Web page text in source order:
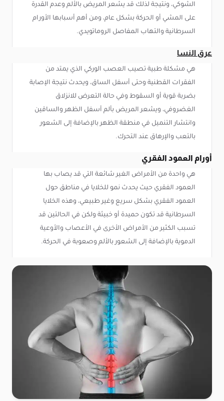
الشوكي، ونتيجة لذلك قد يشعر المريض بالألم وعدم القدرة
على المشي أو الحركة بشكل عام، ومن أهم أسبابها الأورام
السرطانية والتهاب المفاصل الروماتويدي.
عرق النسا
هي مشكلة طبية تصيب العصب الوركي الذي يمتد من
الفقرات القطنية وحتى أسفل الساق، ويحدث نتيجة الإصابة
بضربة قوية أو السقوط وفي حالة التعرض للانزلاق
الغضروفي، ويشعر المريض بألم أسفل الظهر والساقين
وانتشار التنميل في منطقة الظهر بالإضافة إلى الشعور
بالتعب والإرهاق عند التحرك.
أورام العمود الفقري
هي واحدة من الأمراض الغير شائعة التي قد يصاب بها
العمود الفقري حيث يحدث نمو للخلايا في مناطق حول
العمود الفقري بشكل سريع وغير طبيعي، وهذه الخلايا
السرطانية قد تكون حميدة أو خبيثة ولكن في الحالتين قد
تسبب الكثير من الأمراض الأخرى في الأعصاب والأوعية
الدموية بالإضافة إلى الشعور بالألم وصعوبة في الحركة.